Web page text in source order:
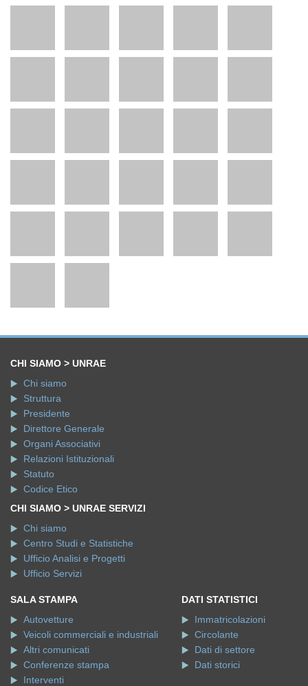
CHI SIAMO > UNRAE
Chi siamo
Struttura
Presidente
Direttore Generale
Organi Associativi
Relazioni Istituzionali
Statuto
Codice Etico
CHI SIAMO > UNRAE SERVIZI
Chi siamo
Centro Studi e Statistiche
Ufficio Analisi e Progetti
Ufficio Servizi
SALA STAMPA
Autovetture
Veicoli commerciali e industriali
Altri comunicati
Conferenze stampa
Interventi
DATI STATISTICI
Immatricolazioni
Circolante
Dati di settore
Dati storici